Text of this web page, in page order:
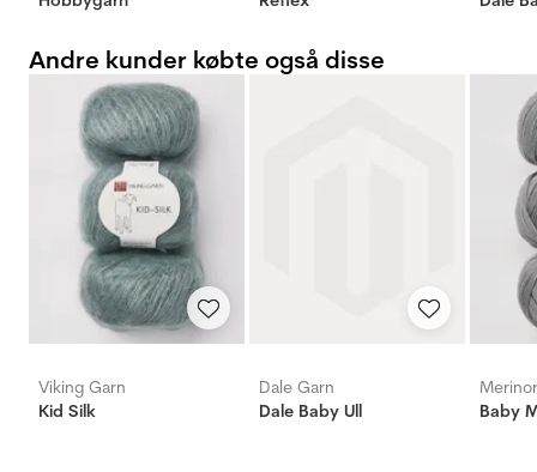
Andre kunder købte også disse
Viking Garn
Kid Silk
Dale Garn
Dale Baby Ull
Merinor
Baby